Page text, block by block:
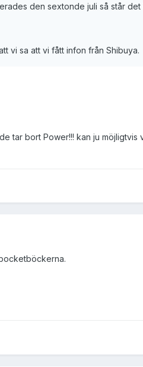
den sextonde juli så står
vi sa att vi fått infon från Shibuya.
tar bort Power!!! kan ju